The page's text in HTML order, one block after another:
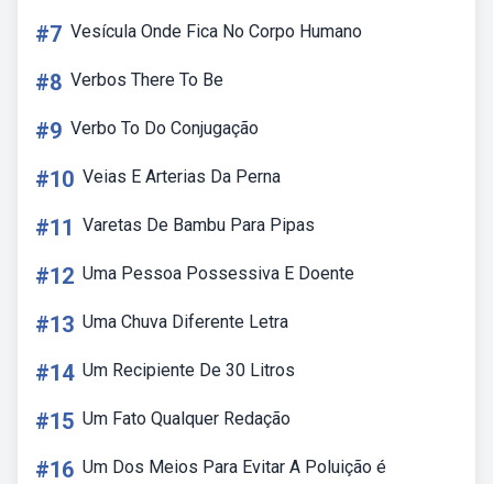
#7 Vesícula Onde Fica No Corpo Humano
#8 Verbos There To Be
#9 Verbo To Do Conjugação
#10 Veias E Arterias Da Perna
#11 Varetas De Bambu Para Pipas
#12 Uma Pessoa Possessiva E Doente
#13 Uma Chuva Diferente Letra
#14 Um Recipiente De 30 Litros
#15 Um Fato Qualquer Redação
#16 Um Dos Meios Para Evitar A Poluição é